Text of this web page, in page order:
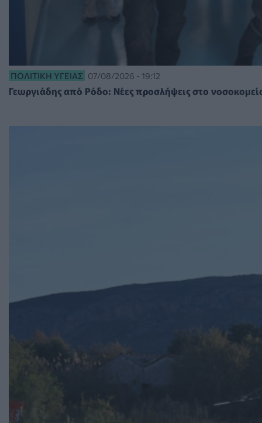
ΠΟΛΙΤΙΚΉ ΥΓΕΊΑΣ 07/08/2026 - 19:12
Γεωργιάδης από Ρόδο: Νέες προσλήψεις στο